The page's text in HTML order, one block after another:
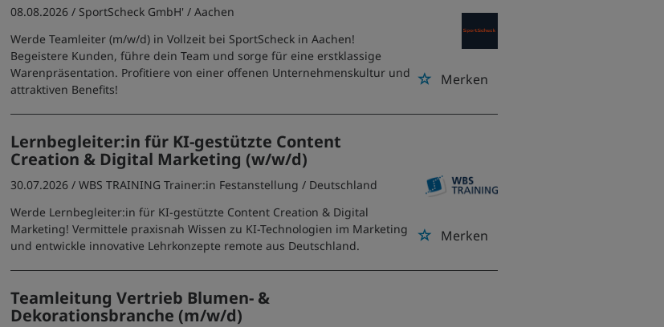
Merken
08.08.2026 / SportScheck GmbH' / Aachen
Werde Teamleiter (m/w/d) in Vollzeit bei SportScheck in Aachen!
Begeistere Kunden, führe dein Team und sorge für eine erstklassige
Warenpräsentation. Profitiere von einer offenen Unternehmenskultur und
attraktiven Benefits!
Lernbegleiter:in für KI-gestützte Content
Creation & Digital Marketing (w/w/d)
Merken
30.07.2026 /WBS TRAINING Trainer:in Festanstellung / Deutschland
Werde Lernbegleiter:in für KI-gestützte Content Creation & Digital
Marketing! Vermittele praxisnah Wissen zu KI-Technologien im Marketing
und entwickle innovative Lehrkonzepte remote aus Deutschland.
Teamleitung Vertrieb Blumen- &
Dekorationsbranche (m/w/d)